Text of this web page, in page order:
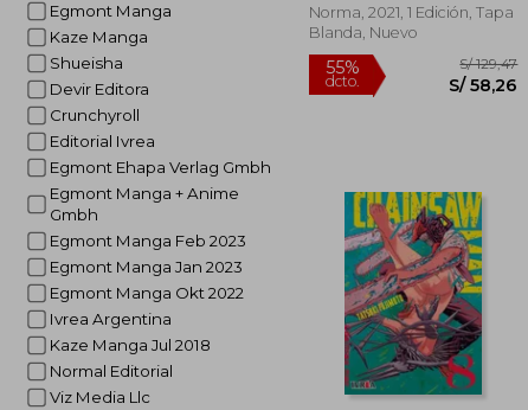
Egmont Manga
Kaze Manga
Shueisha
Devir Editora
Crunchyroll
Editorial Ivrea
Egmont Ehapa Verlag Gmbh
Egmont Manga + Anime
Gmbh
Egmont Manga Feb 2023
Egmont Manga Jan 2023
Egmont Manga Okt 2022
Ivrea Argentina
Kaze Manga Jul 2018
Normal Editorial
Viz Media Llc
Norma, 2021, 1 Edición, Tapa
Blanda, Nuevo
55%
dcto.